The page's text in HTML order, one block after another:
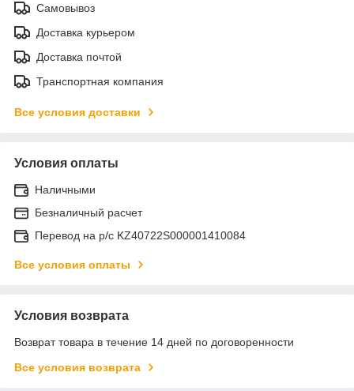
Самовывоз
Доставка курьером
Доставка почтой
Транспортная компания
Все условия доставки
Условия оплаты
Наличными
Безналичный расчет
Перевод на р/с KZ40722S000001410084
Все условия оплаты
Условия возврата
Возврат товара в течение 14 дней по договоренности
Все условия возврата